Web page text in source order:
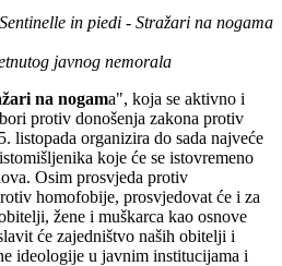
javnog nemorala
na nogama", koja se aktivno i
protiv donošenja zakona protiv
listopada organizira do sada najveće
koje će se istovremeno
Osim prosvjeda protiv
homofobije, prosvjedovat će i za
žene i muškarca kao osnove
će zajedništvo naših obitelji i
ideologije u javnim institucijama i